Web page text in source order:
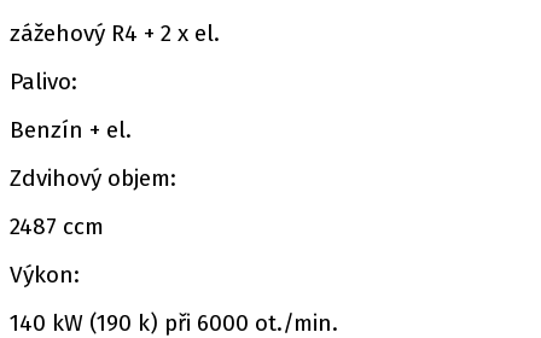
zážehový R4 + 2 x el.
Palivo:
Benzín + el.
Zdvihový objem:
2487 ccm
Výkon:
140 kW (190 k) při 6000 ot./min.